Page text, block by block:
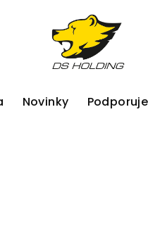
Novinky